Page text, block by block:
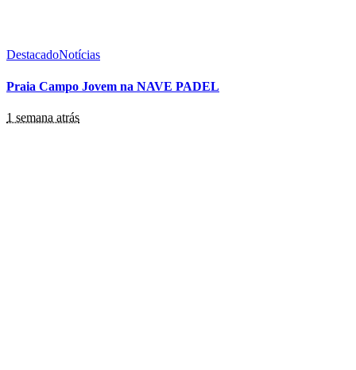
DestacadoNotícias
Praia Campo Jovem na NAVE PADEL
1 semana atrás